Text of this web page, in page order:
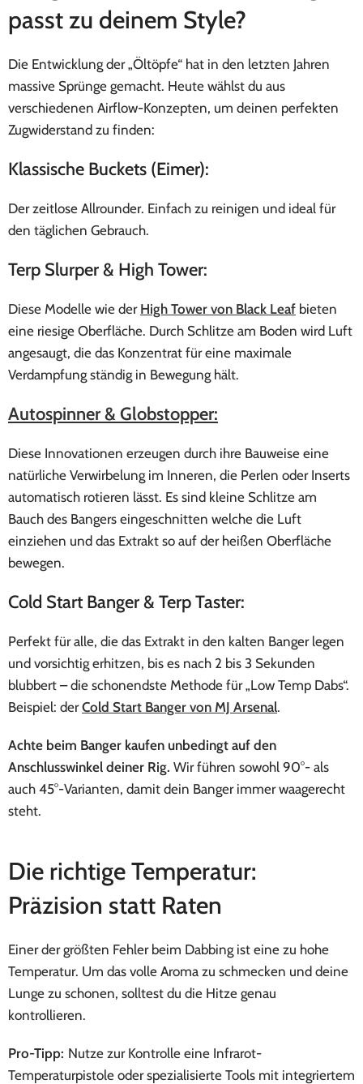
passt zu deinem Style?
Die Entwicklung der „Öltöpfe“ hat in den letzten Jahren
massive Sprünge gemacht. Heute wählst du aus
verschiedenen Airflow-Konzepten, um deinen perfekten
Zugwiderstand zu finden:
Klassische Buckets (Eimer):
Der zeitlose Allrounder. Einfach zu reinigen und ideal für
den täglichen Gebrauch.
Terp Slurper & High Tower:
Diese Modelle wie der High Tower von Black Leaf bieten
eine riesige Oberfläche. Durch Schlitze am Boden wird Luft
angesaugt, die das Konzentrat für eine maximale
Verdampfung ständig in Bewegung hält.
Autospinner & Globstopper:
Diese Innovationen erzeugen durch ihre Bauweise eine
natürliche Verwirbelung im Inneren, die Perlen oder Inserts
automatisch rotieren lässt. Es sind kleine Schlitze am
Bauch des Bangers eingeschnitten welche die Luft
einziehen und das Extrakt so auf der heißen Oberfläche
bewegen.
Cold Start Banger & Terp Taster:
Perfekt für alle, die das Extrakt in den kalten Banger legen
und vorsichtig erhitzen, bis es nach 2 bis 3 Sekunden
blubbert – die schonendste Methode für „Low Temp Dabs“.
Beispiel: derCold Start Banger von MJ Arsenal.
Achte beim Banger kaufen unbedingt auf den
Anschlusswinkel deiner Rig. Wir führen sowohl 90°- als
auch 45°-Varianten, damit dein Banger immer waagerecht
steht.
Die richtige Temperatur:
Präzision statt Raten
Einer der größten Fehler beim Dabbing ist eine zu hohe
Temperatur. Um das volle Aroma zu schmecken und deine
Lunge zu schonen, solltest du die Hitze genau
kontrollieren.
Pro-Tipp: Nutze zur Kontrolle eine Infrarot-
Temperaturpistole oder spezialisierte Tools mit integriertem